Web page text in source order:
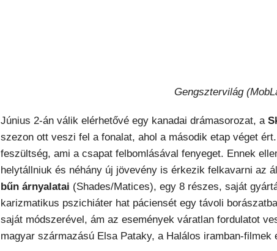
Gengsztervilág
Június 2-án válik elérhetővé egy kanadai drámasorozat, a
szezon ott veszi fel a fonalat, ahol a második etap véget
feszültség, ami a csapat felbomlásával fenyeget. Ennek
helytállniuk és néhány új jövevény is érkezik felkavarni az
bűn árnyalatai (Shades/Matices), egy 8 részes, saját
karizmatikus pszichiáter hat páciensét egy távoli
saját módszerével, ám az események váratlan fordulatot
magyar származású Elsa Pataky, a Halálos iramban-filmek